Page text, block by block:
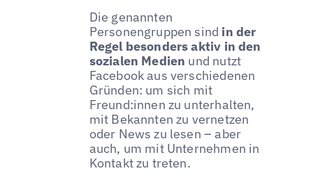
Die genannten
Personengruppen sind in der
Regel besonders aktiv in den
sozialen Medien und nutzt
Facebook aus verschiedenen
Gründen: um sich mit
Freund:innen zu unterhalten,
mit Bekannten zu vernetzen
oder News zu lesen – aber
auch, um mit Unternehmen in
Kontakt zu treten.